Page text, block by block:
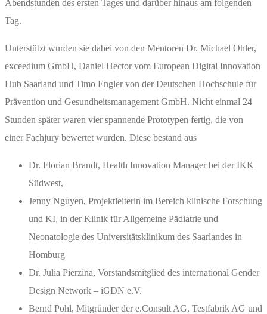
Abendstunden des ersten Tages und darüber hinaus am folgenden
Tag.
Unterstützt wurden sie dabei von den Mentoren Dr. Michael Ohler,
exceedium GmbH, Daniel Hector vom European Digital Innovation
Hub Saarland und Timo Engler von der Deutschen Hochschule für
Prävention und Gesundheitsmanagement GmbH. Nicht einmal 24
Stunden später waren vier spannende Prototypen fertig, die von
einer Fachjury bewertet wurden. Diese bestand aus
Dr. Florian Brandt, Health Innovation Manager bei der IKK
Südwest,
Jenny Nguyen, Projektleiterin im Bereich klinische Forschung
und KI, in der Klinik für Allgemeine Pädiatrie und
Neonatologie des Universitätsklinikum des Saarlandes in
Homburg
Dr. Julia Pierzina, Vorstandsmitglied des international Gender
Design Network – iGDN e.V.
Bernd Pohl, Mitgründer der e.Consult AG, Testfabrik AG und